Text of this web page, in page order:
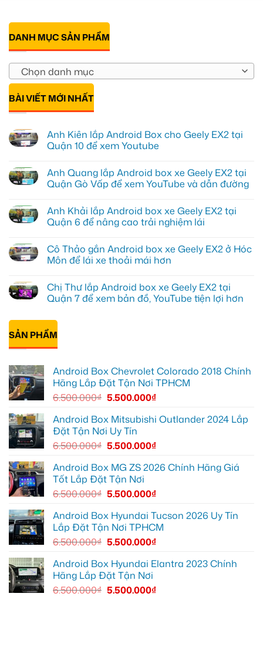
DANH MỤC SẢN PHẨM
Chọn danh mục
BÀI VIẾT MỚI NHẤT
Anh Kiên lắp Android Box cho Geely EX2 tại
Quận 10 để xem Youtube
bình
luận
ở
lắp
Android
Box
EX2
tại
Quận
xem
Youtube
Anh Quang lắp Android box xe Geely EX2 tại
Quận Gò Vấp để xem YouTube và dẫn đường
bình
luận
ở
lắp
Android
box
EX2
tại
Quận
xem
YouTube
và
Anh Khải lắp Android box xe Geely EX2 tại
Quận 6 để nâng cao trải nghiệm lái
bình
luận
ở
lắp
Android
box
EX2
tại
Quận
6
cao
trải
nghiệm
Cô Thảo gắn Android box xe Geely EX2 ở Hóc
Môn để lái xe thoải mái hơn
bình
luận
ở
gắn
Android
box
xe
Hóc
Môn
lái
thoải
mái
hơn
Chị Thư lắp Android box xe Geely EX2 tại
Quận 7 để xem bản đồ, YouTube tiện lợi hơn
có
bình
luận
ở
Chị
Android
box
Geely
EX2
Quận
để
bản
YouTube
tiện
lợi
hơn
SẢN PHẨM
Android Box Chevrolet Colorado 2018 Chính
Hãng Lắp Đặt Tận Nơi TPHCM
6.500.000₫ 5.500.000₫
Android Box Mitsubishi Outlander 2024 Lắp
Đặt Tận Nơi Uy Tín
6.500.000₫ 5.500.000₫
Android Box MG ZS 2026 Chính Hãng Giá
Tốt Lắp Đặt Tận Nơi
6.500.000₫ 5.500.000₫
Android Box Hyundai Tucson 2026 Uy Tín
Lắp Đặt Tận Nơi TPHCM
6.500.000₫ 5.500.000₫
Android Box Hyundai Elantra 2023 Chính
Hãng Lắp Đặt Tận Nơi
6.500.000₫ 5.500.000₫